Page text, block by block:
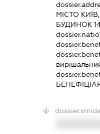
МІСТО
БУДИНОК